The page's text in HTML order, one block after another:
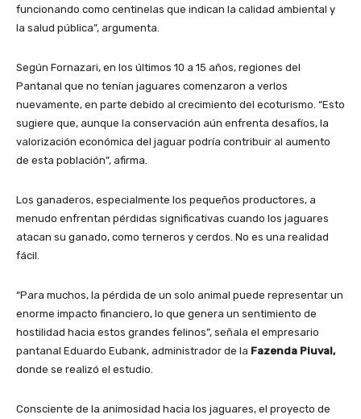
funcionando como centinelas que indican la calidad ambiental y
la salud pública”, argumenta.
Según Fornazari, en los últimos 10 a 15 años, regiones del
Pantanal que no tenían jaguares comenzaron a verlos
nuevamente, en parte debido al crecimiento del ecoturismo. “Esto
sugiere que, aunque la conservación aún enfrenta desafíos, la
valorización económica del jaguar podría contribuir al aumento
de esta población”, afirma.
Los ganaderos, especialmente los pequeños productores, a
menudo enfrentan pérdidas significativas cuando los jaguares
atacan su ganado, como terneros y cerdos. No es una realidad
fácil.
“Para muchos, la pérdida de un solo animal puede representar un
enorme impacto financiero, lo que genera un sentimiento de
hostilidad hacia estos grandes felinos”, señala el empresario
pantanal Eduardo Eubank, administrador de la Fazenda Piuval,
donde se realizó el estudio.
Consciente de la animosidad hacia los jaguares, el proyecto de